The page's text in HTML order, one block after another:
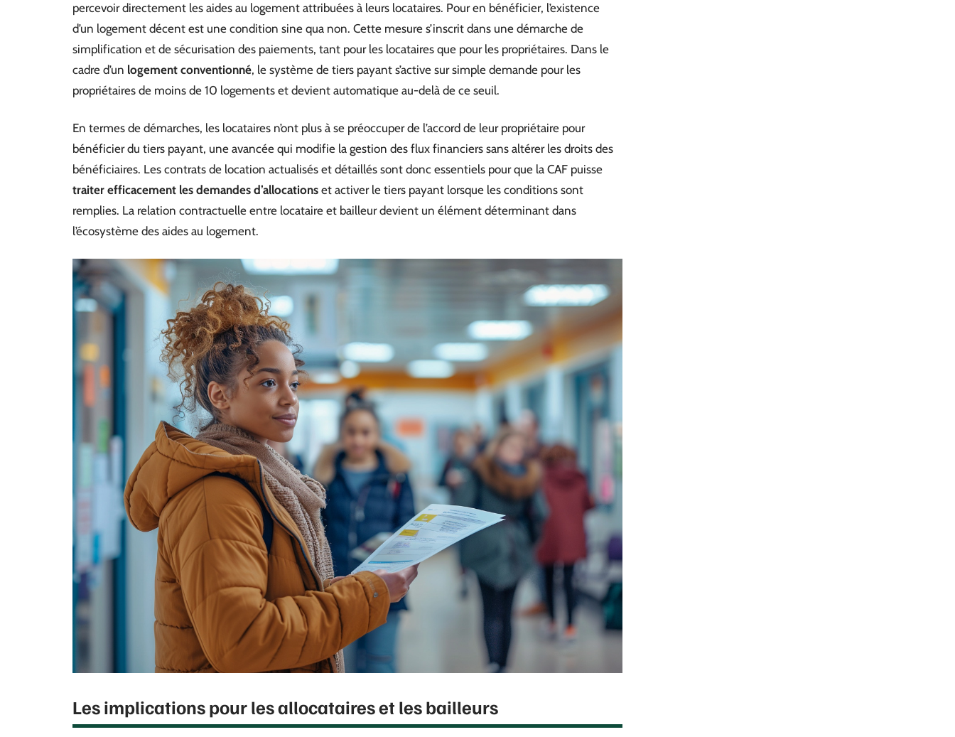
percevoir directement les aides au logement attribuées à leurs locataires. Pour en bénéficier, l’existence
d’un logement décent est une condition sine qua non. Cette mesure s’inscrit dans une démarche de
simplification et de sécurisation des paiements, tant pour les locataires que pour les propriétaires. Dans le
cadre d’un logement conventionné, le système de tiers payant s’active sur simple demande pour les
propriétaires de moins de 10 logements et devient automatique au-delà de ce seuil.
En termes de démarches, les locataires n’ont plus à se préoccuper de l’accord de leur propriétaire pour
bénéficier du tiers payant, une avancée qui modifie la gestion des flux financiers sans altérer les droits des
bénéficiaires. Les contrats de location actualisés et détaillés sont donc essentiels pour que la CAF puisse
traiter efficacement les demandes d’allocations et activer le tiers payant lorsque les conditions sont
remplies. La relation contractuelle entre locataire et bailleur devient un élément déterminant dans
l’écosystème des aides au logement.
Les implications pour les allocataires et les bailleurs